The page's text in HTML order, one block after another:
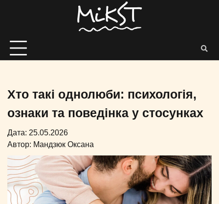
Хто такі однолюби: психологія,
ознаки та поведінка у стосунках
Дата: 25.05.2026
Автор: Мандзюк Оксана